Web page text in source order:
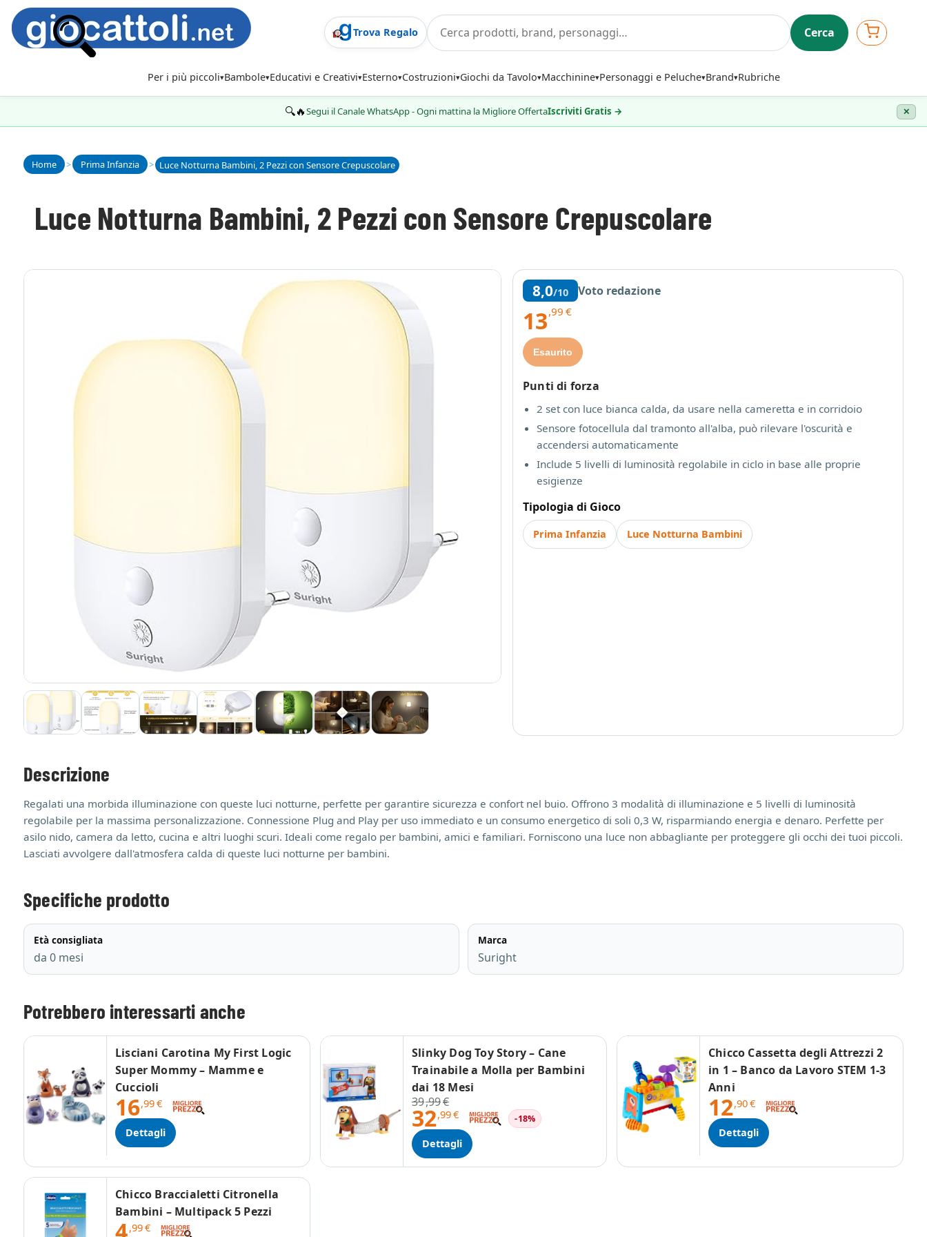
Per i più piccoli Bambole Educativi e Creativi Esterno Costruzioni Giochi da Tavolo Macchinine Personaggi e Peluche Brand Rubriche
Trova Regalo Cerca
🔍🔥Segui il Canale WhatsApp - Ogni mattina la Migliore OffertaIscriviti Gratis → ✕
Home > Prima Infanzia > Luce Notturna Bambini, 2 Pezzi con Sensore Crepuscolare
Luce Notturna Bambini, 2 Pezzi con Sensore Crepuscolare
8,0/10 Voto redazione
13,99 €
Esaurito
Punti di forza
2 set con luce bianca calda, da usare nella cameretta e in corridoio
Sensore fotocellula dal tramonto all'alba, può rilevare l'oscurità e
accendersi automaticamente
Include 5 livelli di luminosità regolabile in ciclo in base alle proprie
esigienze
Tipologia di Gioco
Prima Infanzia Luce Notturna Bambini
Descrizione
Regalati una morbida illuminazione con queste luci notturne, perfette per garantire sicurezza e confort nel buio. Offrono 3 modalità di illuminazione e 5 livelli di luminosità
regolabile per la massima personalizzazione. Connessione Plug and Play per uso immediato e un consumo energetico di soli 0,3 W, risparmiando energia e denaro. Perfette per
asilo nido, camera da letto, cucina e altri luoghi scuri. Ideali come regalo per bambini, amici e familiari. Forniscono una luce non abbagliante per proteggere gli occhi dei tuoi piccoli.
Lasciati avvolgere dall'atmosfera calda di queste luci notturne per bambini.
Specifiche prodotto
Età consigliata
da 0 mesi
Marca
Suright
Potrebbero interessarti anche
Lisciani Carotina My First Logic
Super Mommy – Mamme e
Cuccioli
16,99€
Dettagli
Slinky Dog Toy Story – Cane
Trainabile a Molla per Bambini
dai 18 Mesi
39,99€
32,99€ -18%
Dettagli
Chicco Cassetta degli Attrezzi 2
in 1 – Banco da Lavoro STEM 1-3
Anni
12,90€
Dettagli
Chicco Braccialetti Citronella
Bambini – Multipack 5 Pezzi
,99€